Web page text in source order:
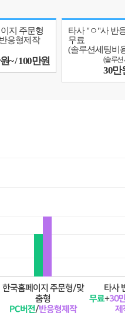
지 주문형
응형제작
~ / 100만원
타사 "ㅇ"사 반
무료
(솔루션세팅비
(솔루션
30만
한국홈페이지 주문형/맞
춤형
PC버전/반응형제작
타사
무료+30
제